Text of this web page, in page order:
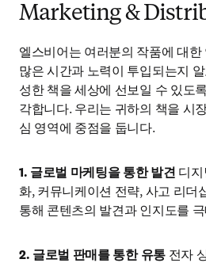
Marketing &
엘스비어는 여러분의 작품에 대
많은 시간과 노력이 투입되는지
성한 책을 세상에 선보일 수 있도
각합니다. 우리는 귀하의 책을 시
심 영역에 중점을 둡니다.
1. 글로벌 마케팅을 통한 발견 디
화, 커뮤니케이션 전략, 사고 리더
통해 콘텐츠의 발견과 인지도를
2. 글로벌 판매를 통한 유통 전자